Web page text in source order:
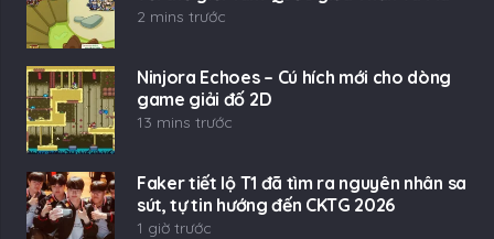
2 mins trước
Ninjora Echoes – Cú hích mới cho dòng
game giải đố 2D
13 mins trước
Faker tiết lộ T1 đã tìm ra nguyên nhân sa
sút, tự tin hướng đến CKTG 2026
1 giờ trước